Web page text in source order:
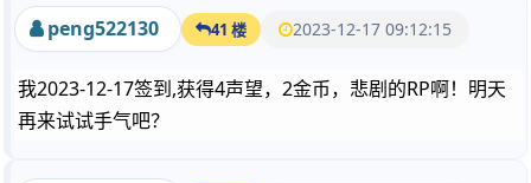
peng522130 41 楼 2023-12-17 09:12:15
我2023-12-17签到,获得4声望，2金币，悲剧的RP啊！明天
再来试试手气吧？